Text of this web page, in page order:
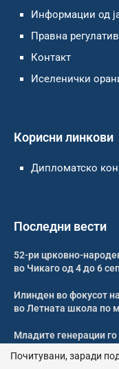
Информации од
Правна
Контакт
Иселенички
Корисни линкови
Дипломатско
Последни вести
52-ри црковно-
во Чикаго од 4 до 6
Илинден во фокусот
во Летната школа по
Младите генерации
Почитувани, заради